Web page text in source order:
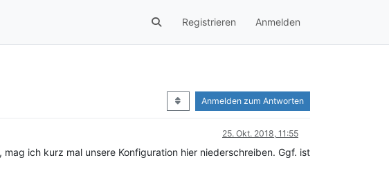
Registrieren Anmelden
Anmelden zum Antworten
25. Okt. 2018, 11:55
ich kurz mal unsere Konfiguration hier niederschreiben. Ggf. ist